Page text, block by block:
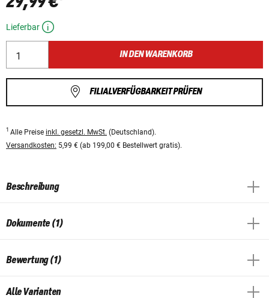
Lieferbar
IN DEN WARENKORB
FILIALVERFÜGBARKEIT PRÜFEN
1 Alle Preise inkl. gesetzl. MwSt. (Deutschland).
Versandkosten: 5,99 € (ab 199,00 € Bestellwert gratis).
Beschreibung
Dokumente (1)
Bewertung (1)
Alle Varianten